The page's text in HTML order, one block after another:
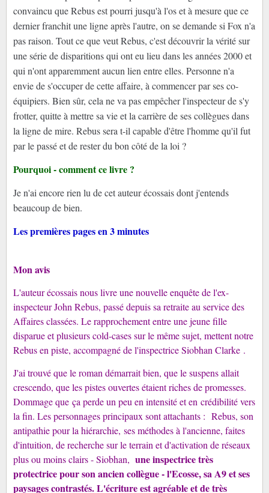
convaincu que Rebus est pourri jusqu'à l'os et à mesure que ce
dernier franchit une ligne après l'autre, on se demande si Fox n'a
pas raison. Tout ce que veut Rebus, c'est découvrir la vérité sur
une série de disparitions qui ont eu lieu dans les années 2000 et
qui n'ont apparemment aucun lien entre elles. Personne n'a
envie de s'occuper de cette affaire, à commencer par ses co-
équipiers. Bien sûr, cela ne va pas empêcher l'inspecteur de s'y
frotter, quitte à mettre sa vie et la carrière de ses collègues dans
la ligne de mire. Rebus sera t-il capable d'être l'homme qu'il fut
par le passé et de rester du bon côté de la loi ?
Pourquoi - comment ce livre ?
Je n'ai encore rien lu de cet auteur écossais dont j'entends
beaucoup de bien.
Les premières pages en 3 minutes
Mon avis
L'auteur écossais nous livre une nouvelle enquête de l'ex-
inspecteur John Rebus, passé depuis sa retraite au service des
Affaires classées. Le rapprochement entre une jeune fille
disparue et plusieurs cold-cases sur le même sujet, mettent notre
Rebus en piste, accompagné de l'inspectrice Siobhan Clarke .
J'ai trouvé que le roman démarrait bien, que le suspens allait
crescendo, que les pistes ouvertes étaient riches de promesses.
Dommage que ça perde un peu en intensité et en crédibilité vers
la fin. Les personnages principaux sont attachants : Rebus, son
antipathie pour la hiérarchie, ses méthodes à l'ancienne, faites
d'intuition, de recherche sur le terrain et d'activation de réseaux
plus ou moins clairs - Siobhan, une inspectrice très
protectrice pour son ancien collègue - l'Ecosse, sa A9 et ses
paysages contrastés. L'écriture est agréable et de très